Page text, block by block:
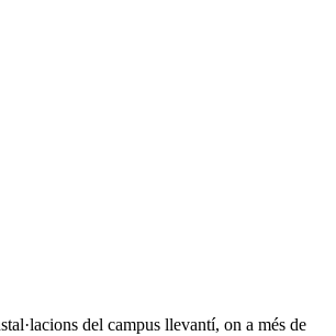
del campus llevantí, on a més de